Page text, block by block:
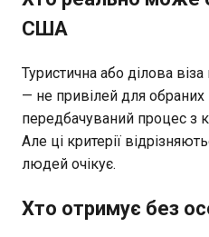
США
Туристична або ділова
— не привілей для обраних
передбачуваний процес з
Але ці критерії
людей очікує.
Хто отримує без